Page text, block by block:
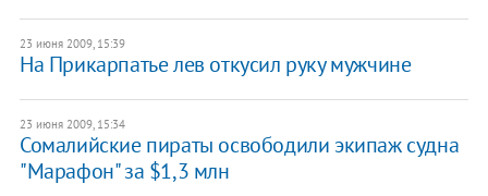
23 июня 2009, 15:39
На Прикарпатье лев откусил руку мужчине
23 июня 2009, 15:34
Сомалийские пираты освободили экипаж судна
"Марафон" за $1,3 млн